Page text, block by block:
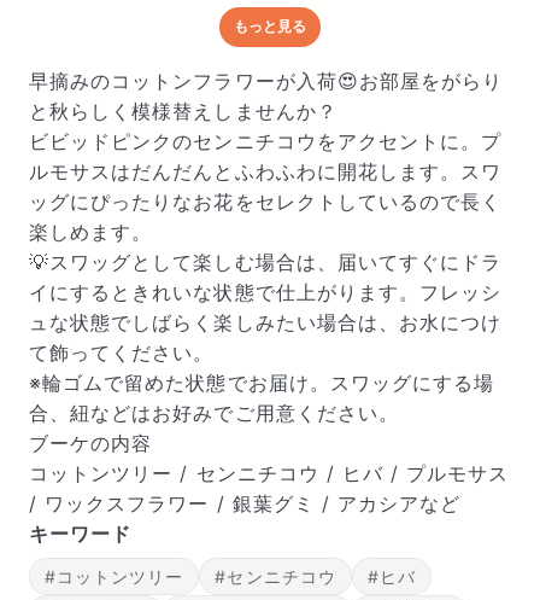
どんな梱包で届くの？
出荷前に水揚げ（花が水を吸いやすくなる処理）を施
し、専用ボックスに丁寧に梱包してお届けしています。
きゅっとまとめられて一見窮屈そうに見えますが、輸送
中の衝撃による折れや擦れを軽減する効果があります。
もっと見る
早摘みのコットンフラワーが入荷😍お部屋をがらり
と秋らしく模様替えしませんか？
ビビッドピンクのセンニチコウをアクセントに。プ
ルモサスはだんだんとふわふわに開花します。スワ
ッグにぴったりなお花をセレクトしているので長く
楽しめます。
💡スワッグとして楽しむ場合は、届いてすぐにドラ
イにするときれいな状態で仕上がります。フレッシ
ュな状態でしばらく楽しみたい場合は、お水につけ
て飾ってください。
※輪ゴムで留めた状態でお届け。スワッグにする場
合、紐などはお好みでご用意ください。
ブーケの内容
コットンツリー / センニチコウ / ヒバ / プルモサス
/ ワックスフラワー / 銀葉グミ / アカシアなど
キーワード
#コットンツリー #センニチコウ
#ヒバ